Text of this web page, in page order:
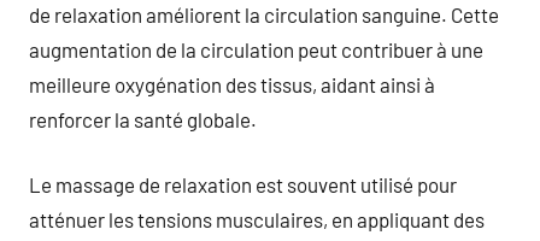
de relaxation améliorent la circulation sanguine. Cette
augmentation de la circulation peut contribuer à une
meilleure oxygénation des tissus, aidant ainsi à
renforcer la santé globale.
Le massage de relaxation est souvent utilisé pour
atténuer les tensions musculaires, en appliquant des